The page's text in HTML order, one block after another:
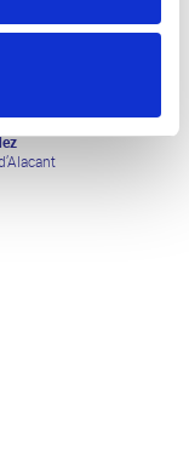
Científicas